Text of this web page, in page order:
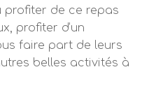
profiter de ce repas
profiter d’un
faire part de leurs
belles activités à